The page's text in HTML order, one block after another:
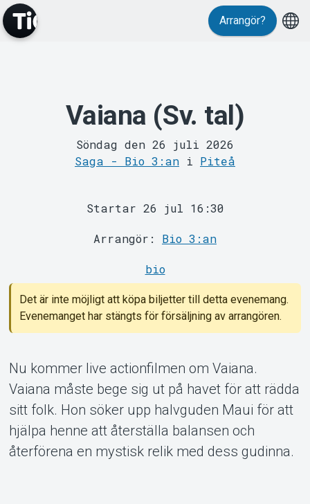
MyTickster
Support
Om Tickster
Arrangör?
Vaiana (Sv. tal)
Söndag den 26 juli 2026
Saga - Bio 3:an i Piteå
Startar 26 jul 16:30
Arrangör: Bio 3:an
bio
Det är inte möjligt att köpa biljetter till detta evenemang.
Evenemanget har stängts för försäljning av arrangören.
Nu kommer live actionfilmen om Vaiana.
Vaiana måste bege sig ut på havet för att rädda
sitt folk. Hon söker upp halvguden Maui för att
hjälpa henne att återställa balansen och
återförena en mystisk relik med dess gudinna.